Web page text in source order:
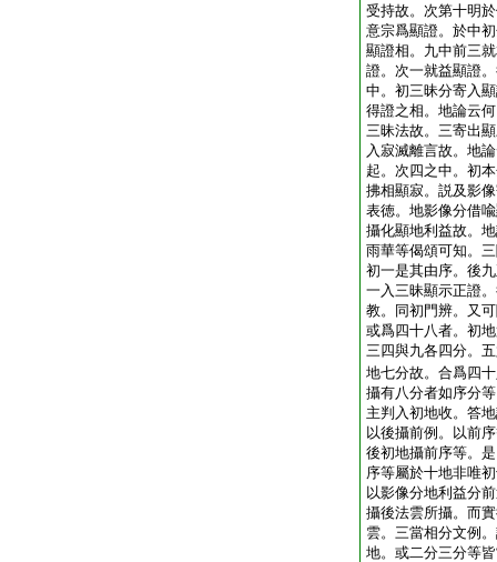
受持故。次第十明
意宗爲顯證。於中
顯證相。九中前三
證。次一就益顯證
中。初三昧分寄入
得證之相。地論云
三昧法故。三寄出
入寂滅離言故。地
起。次四之中。初
拂相顯寂。説及影
表徳。地影像分借
攝化顯地利益故。
雨華等偈頌可知。
初一是其由序。後
一入三昧顯示正證
教。同初門辨。又
或爲四十八者。初
三四與九各四分。
地七分故。合爲四
攝有八分者如序分
主判入初地收。答
以後攝前例。以前
後初地攝前序等。
序等屬於十地非唯
以影像分地利益分
攝後法雲所攝。而
雲。三當相分文例
地。或二分三分等